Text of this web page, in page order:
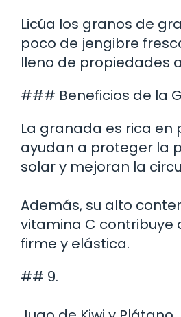
Licúa los granos de
poco de jengibre
lleno de propiedades
### Beneficios de la
La granada es rica en
ayudan a proteger la
solar y mejoran la
Además, su alto
vitamina C contribuye
firme y elástica.
## 9.